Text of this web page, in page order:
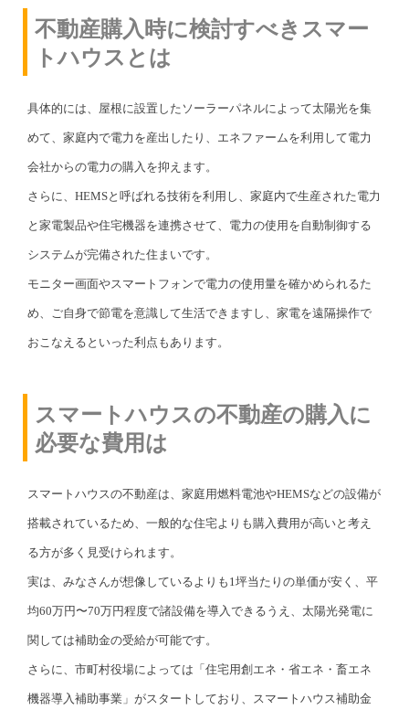
不動産購入時に検討すべきスマー
トハウスとは
具体的には、屋根に設置したソーラーパネルによって太陽光を集
めて、家庭内で電力を産出したり、エネファームを利用して電力
会社からの電力の購入を抑えます。
さらに、HEMSと呼ばれる技術を利用し、家庭内で生産された電力
と家電製品や住宅機器を連携させて、電力の使用を自動制御する
システムが完備された住まいです。
モニター画面やスマートフォンで電力の使用量を確かめられるた
め、ご自身で節電を意識して生活できますし、家電を遠隔操作で
おこなえるといった利点もあります。
スマートハウスの不動産の購入に
必要な費用は
スマートハウスの不動産は、家庭用燃料電池やHEMSなどの設備が
搭載されているため、一般的な住宅よりも購入費用が高いと考え
る方が多く見受けられます。
実は、みなさんが想像しているよりも1坪当たりの単価が安く、平
均60万円〜70万円程度で諸設備を導入できるうえ、太陽光発電に
関しては補助金の受給が可能です。
さらに、市町村役場によっては「住宅用創エネ・省エネ・畜エネ
機器導入補助事業」がスタートしており、スマートハウス補助金